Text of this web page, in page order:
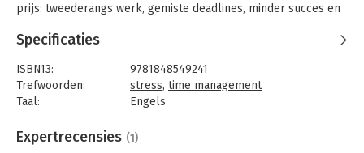
prijs: tweederangs werk, gemiste deadlines, minder succes en
levensstijl erop na houden, meer verdienen en vooral meer
familie en uw vrienden.
'The ONE Thing' zorgt voor een waanzinnig resultaat in elk
verrassend simpele idee dat uw leven zal veranderen!
Specificaties
ISBN13:
9781848549241
Trefwoorden:
stress, time management
Taal:
Engels
Aantal pagina's:
240
Expertrecensies (1)